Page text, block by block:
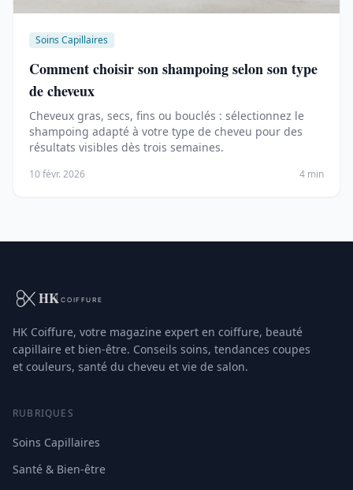
Soins Capillaires
Comment choisir son shampoing selon son type
de cheveux
Cheveux gras, secs, fins ou bouclés : sélectionnez le
shampoing adapté à votre type de cheveu pour des
résultats visibles dès trois semaines.
10 févr. 2026 4 min
HK Coiffure, votre magazine expert en coiffure, beauté
capillaire et bien-être. Conseils soins, tendances coupes
et couleurs, santé du cheveu et vie de salon.
RUBRIQUES
Soins Capillaires
Santé & Bien-être